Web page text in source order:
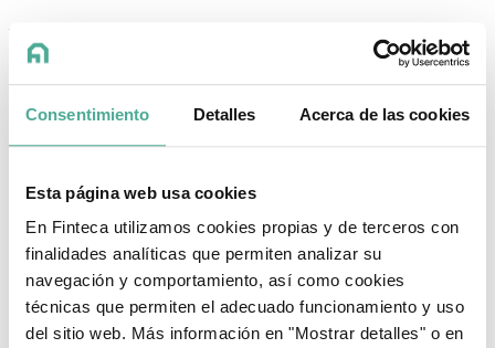
Consentimiento Detalles Acerca de las cookies
Esta página web usa cookies
En Finteca utilizamos cookies propias y de terceros con
finalidades analíticas que permiten analizar su
navegación y comportamiento, así como cookies
técnicas que permiten el adecuado funcionamiento y uso
del sitio web. Más información en "Mostrar detalles" o en
Preguntas frecuentes Hipoteca Sabadell
¿Cómo solicitar hipoteca Banco Sabadell?
En Finteca nos encargamos de negociar con las entidades para
conseguir la mejor hipoteca para ti
deberás invertir 4 horas de tu tiempo y en Finteca gestionaremos los
trámites necesarios desde la solicitud hasta la firma.
¿Cuánto tarda el Banco Sabadell en conceder una hipoteca?
La hipoteca Banco Sabadell suele tardar aproximadamente 10-15
días es estudiar toda la documentación del cliente. Una vez obtenida
evaluación del cliente positiva, suele tardar 1 día en conceder una
hipoteca.